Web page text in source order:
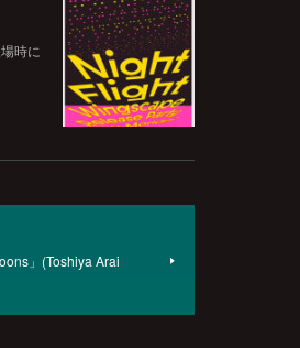
時に
」(Toshiya Arai